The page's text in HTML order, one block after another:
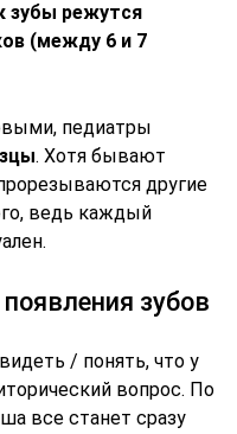
зубы режутся
(между 6 и 7
педиатры
. Хотя бывают
другие
ведь каждый
зубов
/ понять, что у
вопрос. По
все станет сразу